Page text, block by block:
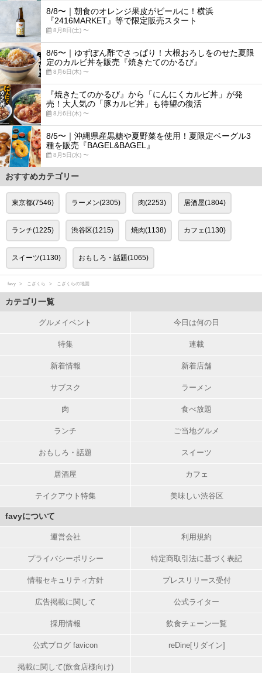
8/8〜｜朝食のオレンジ果皮がビールに！横浜
『2416MARKET』等で限定販売スタート
8月8日(土) 〜
8/6〜｜ゆずぽん酢でさっぱり！大根おろしをのせた夏限
定のカルビ丼を販売『焼きたてのかるび』
8月6日(木) 〜
『焼きたてのかるび』から「にんにくカルビ丼」が発
売！大人気の「豚カルビ丼」も待望の復活
8月6日(木) 〜
8/5〜｜沖縄県産黒糖や夏野菜を使用！夏限定ベーグル3
種を販売『BAGEL&BAGEL』
8月5日(水) 〜
おすすめカテゴリー
東京都(7546) ラーメン(2305) 肉(2253) 居酒屋(1804)
ランチ(1225) 渋谷区(1215) 焼肉(1138) カフェ(1130)
スイーツ(1130) おもしろ・話題(1065)
favy こざくら こざくらの地図
カテゴリ一覧
グルメイベント 今日は何の日
特集 連載
新着情報 新着店舗
サブスク ラーメン
肉 食べ放題
ランチ ご当地グルメ
おもしろ・話題 スイーツ
居酒屋 カフェ
テイクアウト特集 美味しい渋谷区
favyについて
運営会社 利用規約
プライバシーポリシー 特定商取引法に基づく表記
情報セキュリティ方針 プレスリリース受付
広告掲載に関して 公式ライター
採用情報 飲食チェーン一覧
公式ブログ favicon reDine[リダイン]
掲載に関して(飲食店様向け)